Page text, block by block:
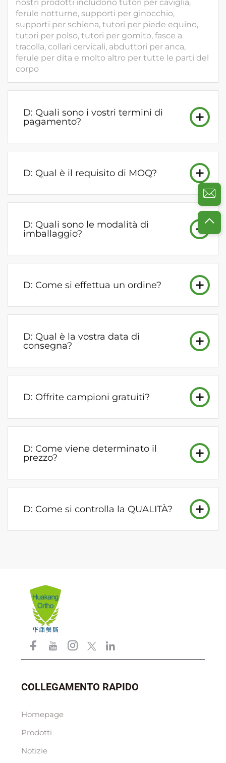
nostri prodotti includono tutori per caviglia,
ferule notturne, supporti per ginocchio,
supporti per schiena, tutori per piede equino,
tutori per polso, tutori per gomito, fasce a
tracolla, collari cervicali, abduttori per anca,
ferule per dita e molto altro per tutte le parti del
corpo
D: Quali sono i vostri termini di
pagamento?
D: Qual è il requisito di MOQ?
D: Quali sono le modalità di
imballaggio?
D: Come si effettua un ordine?
D: Qual è la vostra data di
consegna?
D: Offrite campioni gratuiti?
D: Come viene determinato il
prezzo?
D: Come si controlla la QUALITÀ?
COLLEGAMENTO RAPIDO
Homepage
Prodotti
Notizie